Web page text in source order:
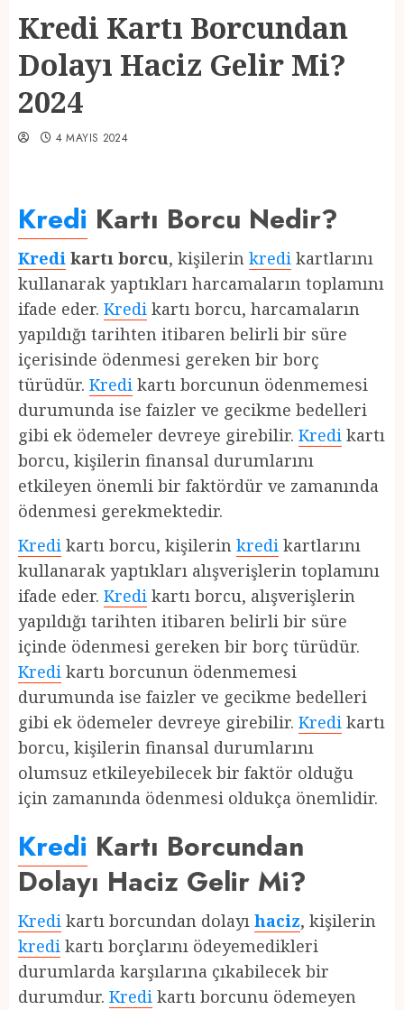
Kredi Kartı Borcundan
Dolayı Haciz Gelir Mi?
2024
4 MAYIS 2024
Kredi Kartı Borcu Nedir?
Kredi kartı borcu, kişilerin kredi kartlarını
kullanarak yaptıkları harcamaların toplamını
ifade eder. Kredi kartı borcu, harcamaların
yapıldığı tarihten itibaren belirli bir süre
içerisinde ödenmesi gereken bir borç
türüdür. Kredi kartı borcunun ödenmemesi
durumunda ise faizler ve gecikme bedelleri
gibi ek ödemeler devreye girebilir. Kredi kartı
borcu, kişilerin finansal durumlarını
etkileyen önemli bir faktördür ve zamanında
ödenmesi gerekmektedir.
Kredi kartı borcu, kişilerin kredi kartlarını
kullanarak yaptıkları alışverişlerin toplamını
ifade eder. Kredi kartı borcu, alışverişlerin
yapıldığı tarihten itibaren belirli bir süre
içinde ödenmesi gereken bir borç türüdür.
Kredi kartı borcunun ödenmemesi
durumunda ise faizler ve gecikme bedelleri
gibi ek ödemeler devreye girebilir. Kredi kartı
borcu, kişilerin finansal durumlarını
olumsuz etkileyebilecek bir faktör olduğu
için zamanında ödenmesi oldukça önemlidir.
Kredi Kartı Borcundan
Dolayı Haciz Gelir Mi?
Kredi kartı borcundan dolayı haciz, kişilerin
kredi kartı borçlarını ödeyemedikleri
durumlarda karşılarına çıkabilecek bir
durumdur. Kredi kartı borcunu ödemeyen